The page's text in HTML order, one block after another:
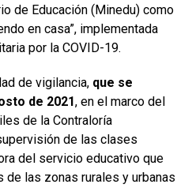
de Educación (Minedu) como
en casa”, implementada
por la COVID-19.
de vigilancia, que se
de 2021, en el marco del
de la Contraloría
de las clases
del servicio educativo que
las zonas rurales y urbanas